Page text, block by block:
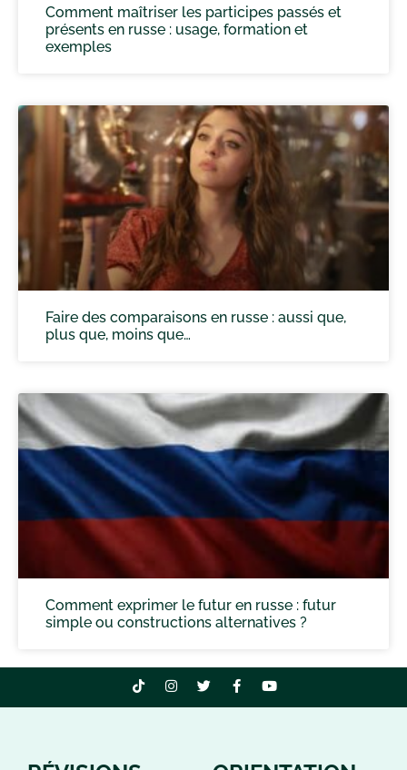
Comment maîtriser les participes passés et
présents en russe : usage, formation et
exemples
Faire des comparaisons en russe : aussi que,
plus que, moins que…
Comment exprimer le futur en russe : futur
simple ou constructions alternatives ?